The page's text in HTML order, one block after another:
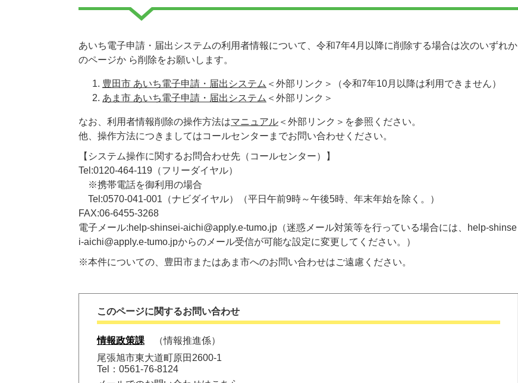
あいち電子申請・届出システムの利用者情報について、令和7年4月以降に削除する場合は次のいずれか
のページか ら削除をお願いします。
豊田市 あいち電子申請・届出システム ＜外部リンク＞
（令和7年10月以降は利用できません）
あま市 あいち電子申請・届出システム ＜外部リンク＞
なお、利用者情報削除の操作方法はマニュアル ＜外部リンク＞ を参照ください。
他、操作方法につきましてはコールセンターまでお問い合わせください。
【システム操作に関するお問合わせ先（コールセンター）】
​Tel:0120-464-119（フリーダイヤル）
※携帯電話を御利用の場合
Tel:0570‐041‐001（ナビダイヤル）（平日午前9時～午後5時、年末年始を除く。）
FAX:06‐6455‐3268
電子メール:help-shinsei-aichi@apply.e-tumo.jp（迷惑メール対策等を行っている場合には、help-shinse
i-aichi@apply.e-tumo.jpからのメール受信が可能な設定に変更してください。）
※本件についての、豊田市またはあま市へのお問い合わせはご遠慮ください。
このページに関するお問い合わせ
情報政策課
情報推進係
尾張旭市東大道町原田2600-1
Tel：0561-76-8124